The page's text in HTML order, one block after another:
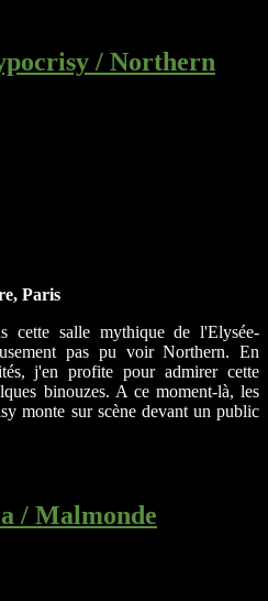
/ Northern
Paris
cette salle mythique de l'Elysée-
pas pu voir Northern. En
j'en profite pour admirer cette
binouzes. A ce moment-là, les
monte sur scène devant un public
/ Malmonde